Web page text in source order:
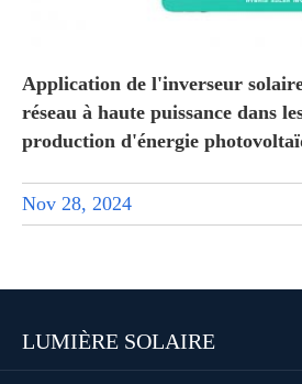
Application de l'inverseur
réseau à haute puissance dans
production d'énergie
Nov 28, 2024
LUMIÈRE SOLAIRE